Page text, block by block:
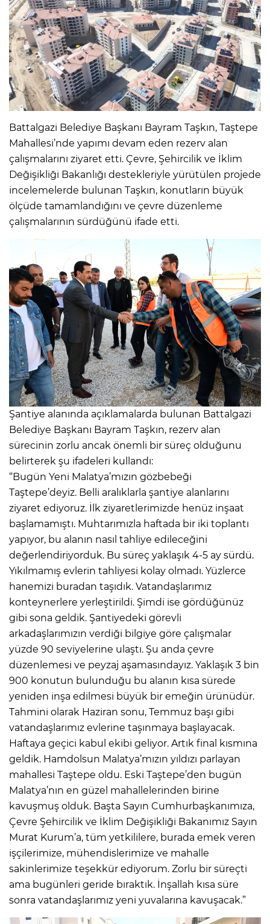
Battalgazi Belediye Başkanı Bayram Taşkın, Taştepe
Mahallesi’nde yapımı devam eden rezerv alan
çalışmalarını ziyaret etti. Çevre, Şehircilik ve İklim
Değişikliği Bakanlığı destekleriyle yürütülen projede
incelemelerde bulunan Taşkın, konutların büyük
ölçüde tamamlandığını ve çevre düzenleme
çalışmalarının sürdüğünü ifade etti.
Şantiye alanında açıklamalarda bulunan Battalgazi
Belediye Başkanı Bayram Taşkın, rezerv alan
sürecinin zorlu ancak önemli bir süreç olduğunu
belirterek şu ifadeleri kullandı:
“Bugün Yeni Malatya’mızın gözbebeği
Taştepe’deyiz. Belli aralıklarla şantiye alanlarını
ziyaret ediyoruz. İlk ziyaretlerimizde henüz inşaat
başlamamıştı. Muhtarımızla haftada bir iki toplantı
yapıyor, bu alanın nasıl tahliye edileceğini
değerlendiriyorduk. Bu süreç yaklaşık 4-5 ay sürdü.
Yıkılmamış evlerin tahliyesi kolay olmadı. Yüzlerce
hanemizi buradan taşıdık. Vatandaşlarımız
konteynerlere yerleştirildi. Şimdi ise gördüğünüz
gibi sona geldik. Şantiyedeki görevli
arkadaşlarımızın verdiği bilgiye göre çalışmalar
yüzde 90 seviyelerine ulaştı. Şu anda çevre
düzenlemesi ve peyzaj aşamasındayız. Yaklaşık 3 bin
900 konutun bulunduğu bu alanın kısa sürede
yeniden inşa edilmesi büyük bir emeğin ürünüdür.
Tahmini olarak Haziran sonu, Temmuz başı gibi
vatandaşlarımız evlerine taşınmaya başlayacak.
Haftaya geçici kabul ekibi geliyor. Artık final kısmına
geldik. Hamdolsun Malatya’mızın yıldızı parlayan
mahallesi Taştepe oldu. Eski Taştepe’den bugün
Malatya’nın en güzel mahallelerinden birine
kavuşmuş olduk. Başta Sayın Cumhurbaşkanımıza,
Çevre Şehircilik ve İklim Değişikliği Bakanımız Sayın
Murat Kurum’a, tüm yetkililere, burada emek veren
işçilerimize, mühendislerimize ve mahalle
sakinlerimize teşekkür ediyorum. Zorlu bir süreçti
ama bugünleri geride bıraktık. İnşallah kısa süre
sonra vatandaşlarımız yeni yuvalarına kavuşacak.”